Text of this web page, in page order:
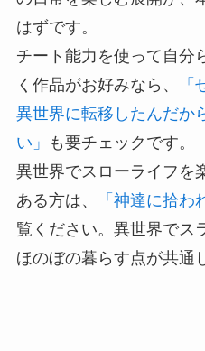
はずです。
チート能力を使って自分
く作品がお好みなら、
異世界に転移したんだか
い」
も要チェックです。
異世界でスローライフを
ある方は、
「神達に拾わ
覧ください。異世界でス
ほのぼの暮らす点が共通